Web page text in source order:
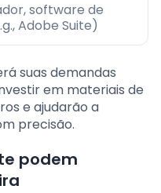
software de
Adobe Suite)
suas demandas
em materiais de
e ajudarão a
precisão.
podem